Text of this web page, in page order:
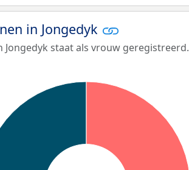
in Jongedyk
Jongedyk staat als vrouw geregistreerd.